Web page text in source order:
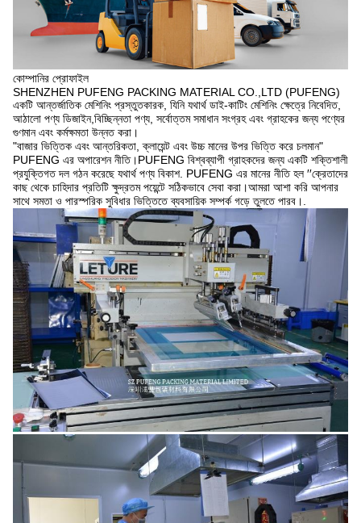
কোম্পানির প্রোফাইল
SHENZHEN PUFENG PACKING MATERIAL CO.,LTD (PUFENG)
একটি আন্তর্জাতিক মেশিনিং প্রস্তুতকারক, যিনি যথার্থ ডাই-কাটিং মেশিনিং ক্ষেত্রে নিবেদিত,
আঠালো পণ্য ডিজাইন,বিচ্ছিন্নতা পণ্য, সর্বোত্তম সমাধান সংগ্রহ এবং গ্রাহকের জন্য পণ্যের
গুণমান এবং কর্মক্ষমতা উন্নত করা।
"বাজার ভিত্তিক এবং আন্তরিকতা, ক্লায়েন্ট এবং উচ্চ মানের উপর ভিত্তি করে চলমান"
PUFENG এর অপারেশন নীতি।PUFENG বিশ্বব্যাপী গ্রাহকদের জন্য একটি শক্তিশালী
প্রযুক্তিগত দল গঠন করেছে যথার্থ পণ্য বিকাশ. PUFENG এর মানের নীতি হল ′′ক্রেতাদের
কাছ থেকে চাহিদার প্রতিটি ক্ষুদ্রতম পয়েন্টে সঠিকভাবে সেবা করা।আমরা আশা করি আপনার
সাথে সমতা ও পারস্পরিক সুবিধার ভিত্তিতে ব্যবসায়িক সম্পর্ক গড়ে তুলতে পারব।.